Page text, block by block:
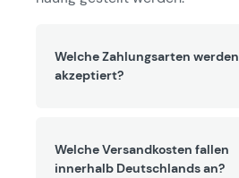
Welche Zahlungsarten werden
akzeptiert?
Welche Versandkosten fallen
innerhalb Deutschlands an?